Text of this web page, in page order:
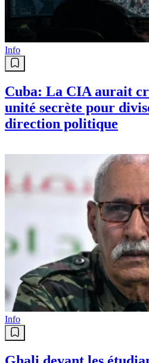
Info
Cuba: La CIA aurait
unité secrète pour
direction politique
Info